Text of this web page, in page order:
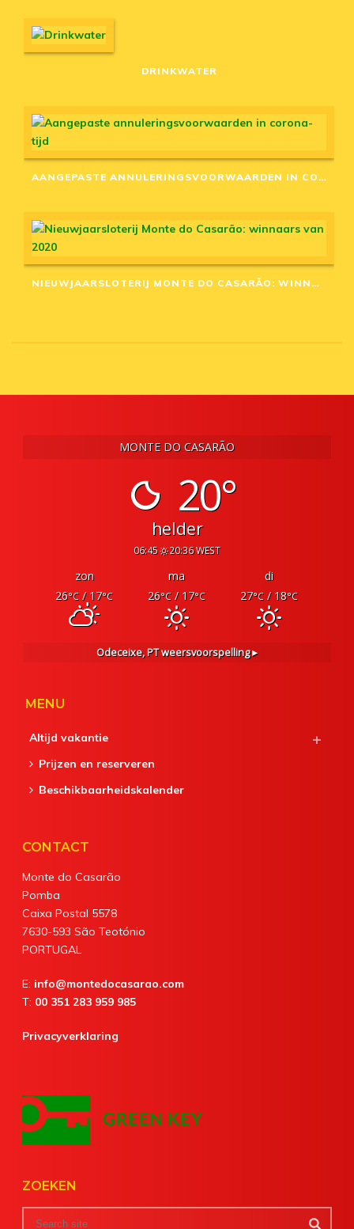
DRINKWATER
AANGEPASTE ANNULERINGSVOORWAARDEN IN CORONA-TIJD
NIEUWJAARSLOTERIJ MONTE DO CASARÃO: WINNAARS VAN 2020
MONTE DO CASARÃO
20°
helder
06:45 20:36 WEST
zon ma
di
26°C/ 17°C 26°C/ 17°C 27°C/ 18°C
Odeceixe, PTweersvoorspelling ▸
MENU
Altijd vakantie
Prijzen en reserveren
Beschikbaarheidskalender
CONTACT
Monte do Casarão
Pomba
Caixa Postal 5578
7630-593 São Teotónio
PORTUGAL
E: info@montedocasarao.com
T: 00 351 283 959 985
Privacyverklaring
ZOEKEN